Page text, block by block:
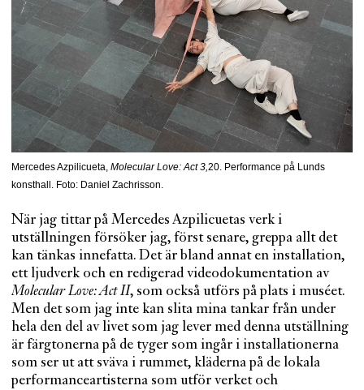
Mercedes Azpilicueta, Molecular Love: Act 3,20. Performance på Lunds
konsthall. Foto: Daniel Zachrisson.
När jag tittar på Mercedes Azpilicuetas verk i
utställningen försöker jag, först senare, greppa allt det
kan tänkas innefatta. Det är bland annat en installation,
ett ljudverk och en redigerad videodokumentation av
Molecular Love: Act II, som också utförs på plats i muséet.
Men det som jag inte kan slita mina tankar från under
hela den del av livet som jag lever med denna utställning
är färgtonerna på de tyger som ingår i installationerna
som ser ut att sväva i rummet, kläderna på de lokala
performanceartisterna som utför verket och